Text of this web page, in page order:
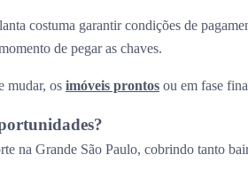
costuma garantir condições de
de pegar as chaves.
mudar, os imóveis prontos ou em fase
na Grande São Paulo, cobrindo tanto